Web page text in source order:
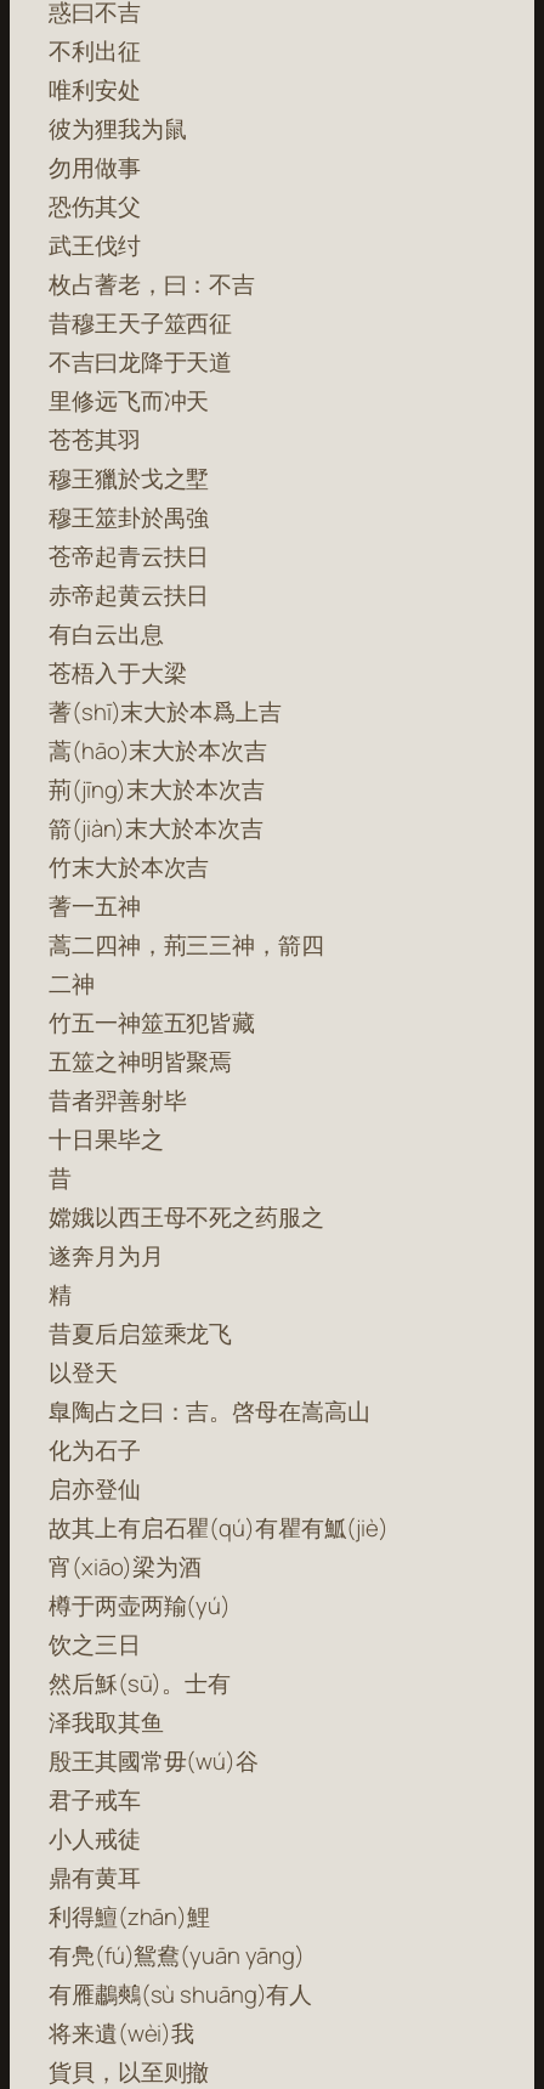
惑曰不吉
不利出征
唯利安处
彼为狸我为鼠
勿用做事
恐伤其父
武王伐纣
枚占蓍老，曰：不吉
昔穆王天子筮西征
不吉曰龙降于天道
里修远飞而冲天
苍苍其羽
穆王獵於戈之墅
穆王筮卦於禺強
苍帝起青云扶日
赤帝起黄云扶日
有白云出息
苍梧入于大梁
蓍(shī)末大於本爲上吉
蒿(hāo)末大於本次吉
荊(jīng)末大於本次吉
箭(jiàn)末大於本次吉
竹末大於本次吉
蓍一五神
蒿二四神，荊三三神，箭四
二神
竹五一神筮五犯皆藏
五筮之神明皆聚焉
昔者羿善射毕
十日果毕之
昔
嫦娥以西王母不死之药服之
遂奔月为月
精
昔夏后启筮乘龙飞
以登天
臯陶占之曰：吉。啓母在嵩高山
化为石子
启亦登仙
故其上有启石瞿(qú)有瞿有䱄(jiè)
宵(xiāo)梁为酒
樽于两壶两羭(yú)
饮之三日
然后穌(sū)。士有
泽我取其鱼
殷王其國常毋(wú)谷
君子戒车
小人戒徒
鼎有黄耳
利得鱣(zhān)鯉
有鳧(fú)鴛鴦(yuān yāng)
有雁鷫鷞(sù shuāng)有人
将来遺(wèi)我
貨貝，以至则撤